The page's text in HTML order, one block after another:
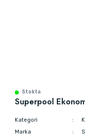
Stokta
Superpool
Kategori
Marka